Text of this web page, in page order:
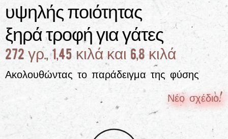
υψηλής ποιότητας
ξηρά τροφή για γάτες
272 γρ., 1,45 κιλά και 6,8 κιλά
Ακολουθώντας το παράδειγμα της φύσης
Νέο σχέδιο!